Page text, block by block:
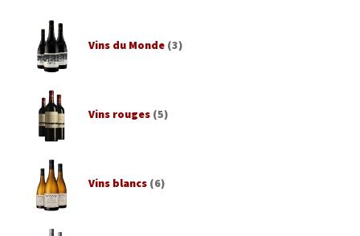
Vins du Monde (3)
Vins rouges (5)
Vins blancs (6)